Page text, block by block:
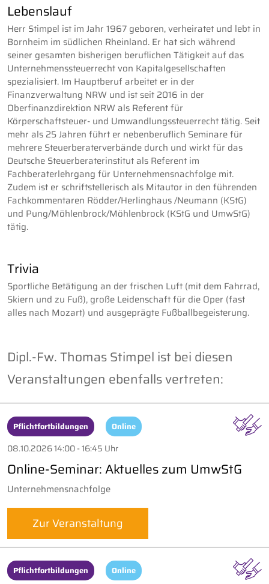
Lebenslauf
Herr Stimpel ist im Jahr 1967 geboren, verheiratet und lebt in
Bornheim im südlichen Rheinland. Er hat sich während
seiner gesamten bisherigen beruflichen Tätigkeit auf das
Unternehmenssteuerrecht von Kapitalgesellschaften
spezialisiert. Im Hauptberuf arbeitet er in der
Finanzverwaltung NRW und ist seit 2016 in der
Oberfinanzdirektion NRW als Referent für
Körperschaftsteuer- und Umwandlungssteuerrecht tätig. Seit
mehr als 25 Jahren führt er nebenberuflich Seminare für
mehrere Steuerberaterverbände durch und wirkt für das
Deutsche Steuerberaterinstitut als Referent im
Fachberaterlehrgang für Unternehmensnachfolge mit.
Zudem ist er schriftstellerisch als Mitautor in den führenden
Fachkommentaren Rödder/Herlinghaus /Neumann (KStG)
und Pung/Möhlenbrock/Möhlenbrock (KStG und UmwStG)
tätig.
Trivia
Sportliche Betätigung an der frischen Luft (mit dem Fahrrad,
Skiern und zu Fuß), große Leidenschaft für die Oper (fast
alles nach Mozart) und ausgeprägte Fußballbegeisterung.
Dipl.-Fw. Thomas Stimpel ist bei diesen
Veranstaltungen ebenfalls vertreten:
Pflichtfortbildungen Online
08.10.2026 14:00 - 16:45 Uhr
Online-Seminar: Aktuelles zum UmwStG
Unternehmensnachfolge
Zur Veranstaltung
Pflichtfortbildungen Online